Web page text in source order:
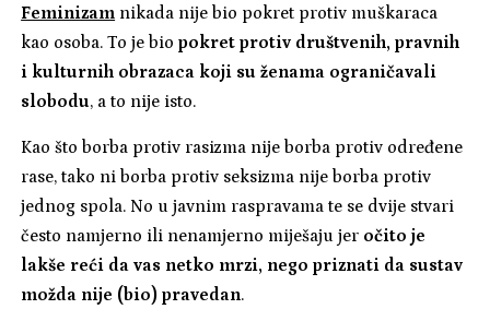
Feminizam nikada nije bio pokret protiv muškaraca
kao osoba. To je biopokret protiv društvenih, pravnih
i kulturnih obrazaca koji su ženama ograničavali
slobodu, a to nije isto.
Kao što borba protiv rasizma nije borba protiv određene
rase, tako ni borba protiv seksizma nije borba protiv
jednog spola. No u javnim raspravama te se dvije stvari
često namjerno ili nenamjerno miješaju jer očito je
lakše reći da vas netko mrzi, nego priznati da sustav
možda nije (bio) pravedan.